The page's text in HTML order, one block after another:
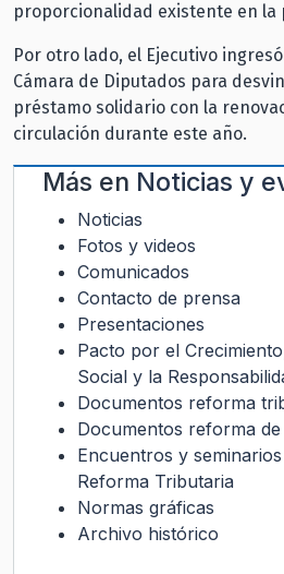
proporcionalidad existente en la
Por otro lado, el Ejecutivo
Cámara de Diputados para
préstamo solidario con la
circulación durante este año.
Más en Noticias y
Noticias
Fotos y videos
Comunicados
Contacto de prensa
Presentaciones
Pacto por el
Social y la
Documentos reforma
Documentos reforma
Encuentros y
Reforma Tributaria
Normas gráficas
Archivo histórico